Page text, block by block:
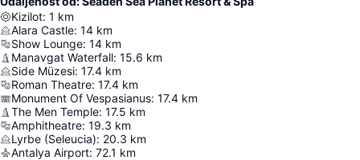
Kizilot: 1 km
Alara Castle: 14 km
Show Lounge: 14 km
Manavgat Waterfall: 15.6 km
Side Müzesi: 17.4 km
Roman Theatre: 17.4 km
Monument Of Vespasianus: 17.4 km
The Men Temple: 17.5 km
Amphitheatre: 19.3 km
Lyrbe (Seleucia): 20.3 km
Antalya Airport: 72.1 km